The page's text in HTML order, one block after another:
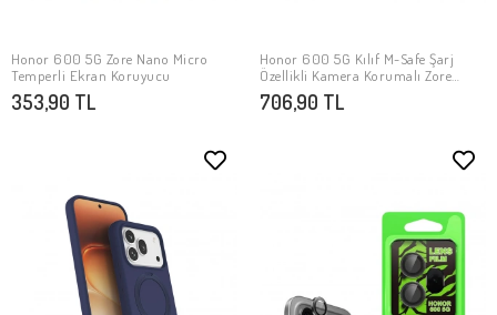
SEPETE EKLE
Honor 600 5G Zore Nano Micro
Temperli Ekran Koruyucu
353,90 TL
SEPETE EKLE
Honor 600 5G Kılıf M-Safe Şarj
Özellikli Kamera Korumalı Zore
Lunex Kapak
706,90 TL